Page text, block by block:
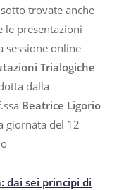
trovate anche
le presentazioni
sessione online
Trialogiche
dalla
Beatrice Ligorio
giornata del 12
dai sei principi di